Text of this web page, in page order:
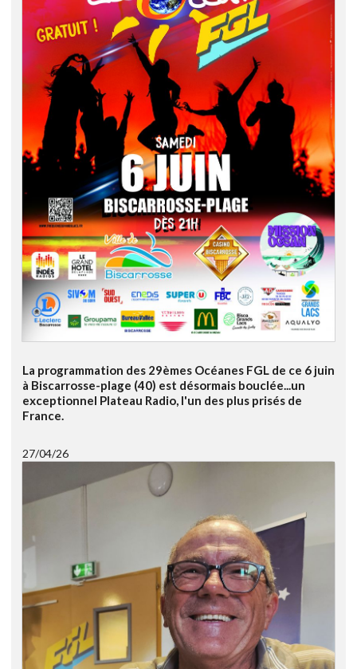
La programmation des 29èmes Océanes FGL de ce 6 juin
à Biscarrosse-plage (40) est désormais bouclée...un
exceptionnel Plateau Radio, l'un des plus prisés de
France.
27/04/26